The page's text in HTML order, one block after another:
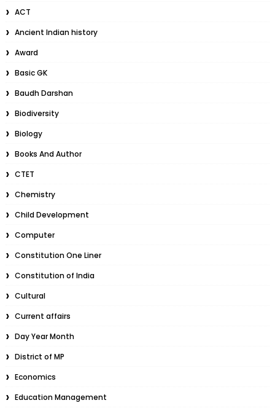
ACT
Ancient Indian history
Award
Basic GK
Baudh Darshan
Biodiversity
Biology
Books And Author
CTET
Chemistry
Child Development
Computer
Constitution One Liner
Constitution of India
Cultural
Current affairs
Day Year Month
District of MP
Economics
Education Management